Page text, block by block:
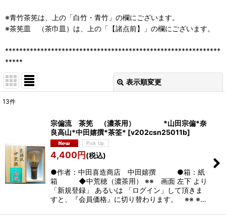
※青竹茶筅は、上の「白竹・青竹」の欄にございます。
※茶筅皿 （茶巾皿）は、上の「【諸点前】」の欄にございます。
*************************************************************
*****
表示順変更
13件
宗偏流 茶筅 （濃茶用） *山田宗偏*奈
良高山*中田嬉撰*茶筌* [v202csn25011b]
4,400円(税込)
●作者：中田喜造商店 中田嬉撰 ●箱：紙
箱 ◆中荒穂（濃茶用） ※※ 画面 左下 より
「新規登録」 あるいは 「ログイン」して頂きま
すと、『会員価格』に切り替わります。 ※※ ※…